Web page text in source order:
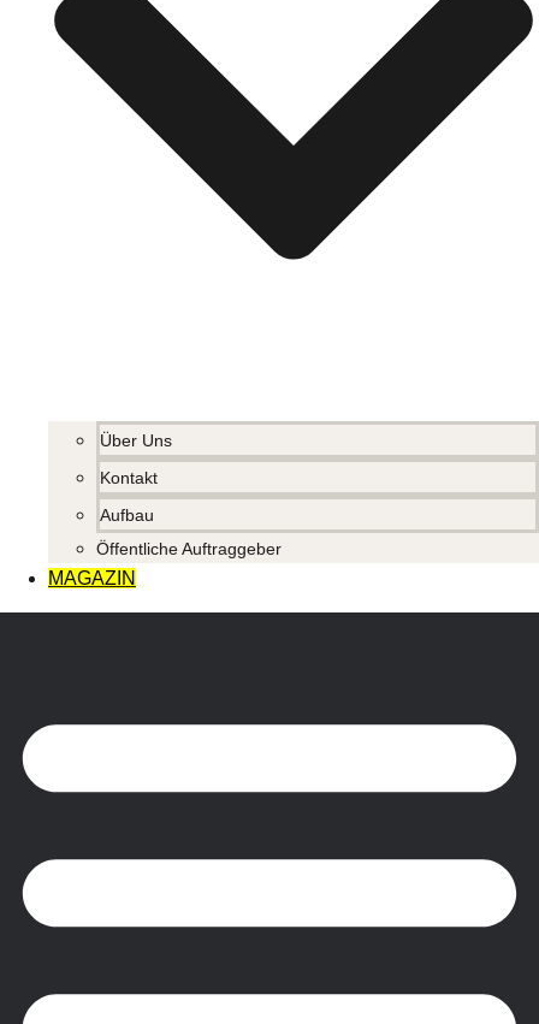
Über Uns
Kontakt
Aufbau
Öffentliche Auftraggeber
MAGAZIN